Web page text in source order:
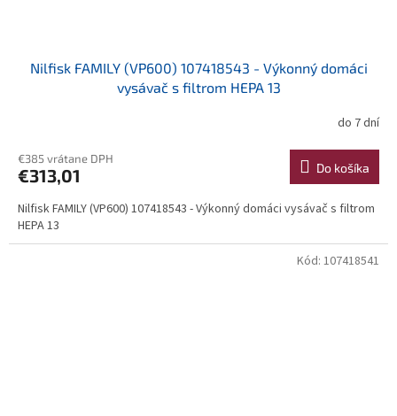
Nilfisk FAMILY (VP600) 107418543 - Výkonný domáci
vysávač s filtrom HEPA 13
do 7 dní
€385 vrátane DPH
€313,01 Do košíka
Nilfisk FAMILY (VP600) 107418543 - Výkonný domáci vysávač s filtrom
HEPA 13
Kód: 107418541